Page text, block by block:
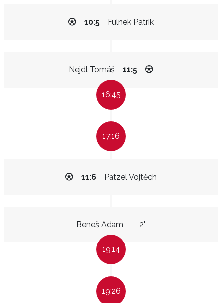
Fulnek Patrik
10:5
Nejdl Tomáš 11:5
16:45
17:16
Patzel Vojtěch
11:6
Beneš Adam 2"
19:14
19:26